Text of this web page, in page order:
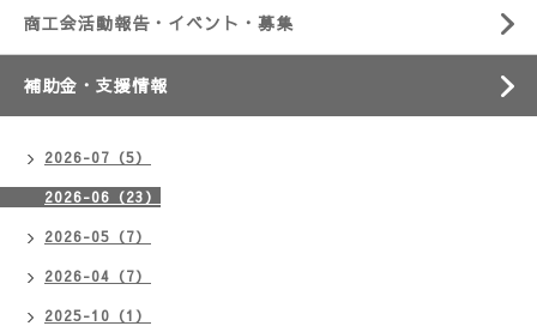
商工会活動報告・イベント・募集
補助金・支援情報
2026-07（5）
2026-06（23）
2026-05（7）
2026-04（7）
2025-10（1）